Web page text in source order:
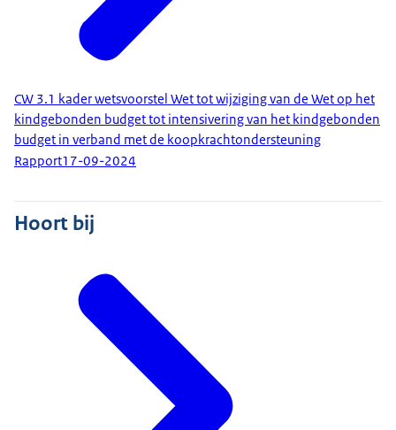
CW 3.1 kader wetsvoorstel Wet tot wijziging van de Wet op het
kindgebonden budget tot intensivering van het kindgebonden
budget in verband met de koopkrachtondersteuning
Rapport17-09-2024
Hoort bij